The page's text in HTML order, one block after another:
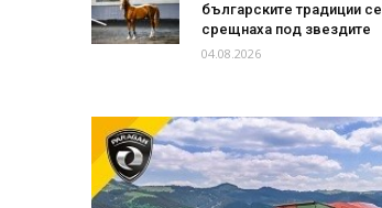
българските традиции се
срещнаха под звездите
04.08.2026